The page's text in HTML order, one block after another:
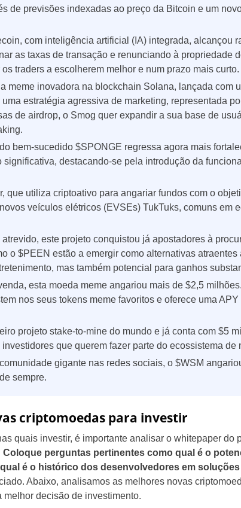
Romania
Russia
Sweden
Slovakia
Thailand
Turkey
de previsões indexadas ao preço da Bitcoin e um
com inteligência artificial (IA) integrada, alcançou
as taxas de transação e renunciando à propriedade
traders a escolherem melhor e num prazo mais curto.
meme inovadora na blockchain Solana, lançada com
estratégia agressiva de marketing, representada
de airdrop, o Smog quer expandir a sua base de
bem-sucedido $SPONGE regressa agora mais
destacando-se pela introdução da
que utiliza criptoativo para angariar fundos com o
veículos elétricos (EVSEs) TukTuks, comuns em
este projeto conquistou já apostadores à
o $PEEN estão a emergir como alternativas
mas também potencial para ganhos
esta moeda meme angariou mais de $2,5
nos seus tokens meme favoritos e oferece uma
projeto stake-to-mine do mundo e já conta com $5
que querem fazer parte do ecossistema de
gigante nas redes sociais, o $WSM
sempre.
criptomoedas para investir
quais investir, é importante analisar o whitepaper do
Coloque perguntas pertinentes como qual é o
é o histórico dos desenvolvedores em soluções
Abaixo, analisamos as melhores novas
decisão de investimento.